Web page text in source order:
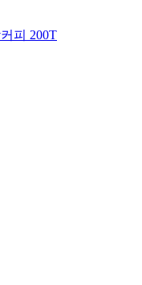
피 200T